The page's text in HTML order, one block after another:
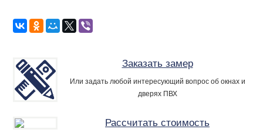
Заказать замер
Или задать любой интересующий вопрос об окнах и
дверях ПВХ
Рассчитать стоимость